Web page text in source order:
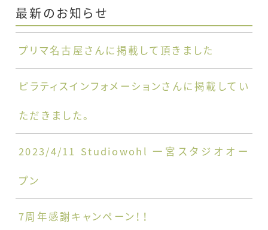
最新のお知らせ
プリマ名古屋さんに掲載して頂きました
ピラティスインフォメーションさんに掲載してい
ただきました。
2023/4/11 Studiowohl 一宮スタジオオー
プン
7周年感謝キャンペーン！！